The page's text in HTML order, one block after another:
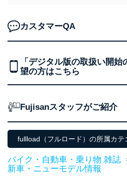
設定しています。
個人情報保護マネジメントシス
当社は、内部監査及びマネジメ
じて、個人情報保護マネジメン
絡ください。
適切、かつ迅速に対応させてい
株式会社富士山マガジンサービ
係
カスタマーQA
「デジタル版の取扱い開
望の方はこちら
Fujisanスタッフがご紹介
fullload（フルロード）の所属カテ
バイク・自動車・乗り物 雑誌
新車・ニューモデル情報